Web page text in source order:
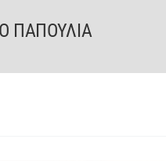
ΠΑΠΟΥΛΙΑ